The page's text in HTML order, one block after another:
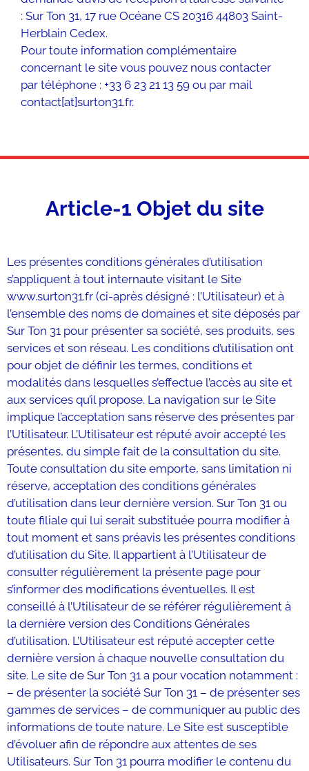
: Sur Ton 31, 17 rue Océane CS 20316 44803 Saint-
Herblain Cedex.
Pour toute information complémentaire
concernant le site vous pouvez nous contacter
par téléphone : +33 6 23 21 13 59 ou par mail
contact[at]surton31.fr.
Article-1 Objet du site
Les présentes conditions générales d’utilisation
s’appliquent à tout internaute visitant le Site
www.surton31.fr (ci-après désigné : l’Utilisateur) et à
l’ensemble des noms de domaines et site déposés par
Sur Ton 31 pour présenter sa société, ses produits, ses
services et son réseau. Les conditions d’utilisation ont
pour objet de définir les termes, conditions et
modalités dans lesquelles s’effectue l’accès au site et
aux services qu’il propose. La navigation sur le Site
implique l’acceptation sans réserve des présentes par
l’Utilisateur. L’Utilisateur est réputé avoir accepté les
présentes, du simple fait de la consultation du site.
Toute consultation du site emporte, sans limitation ni
réserve, acceptation des conditions générales
d’utilisation dans leur dernière version. Sur Ton 31 ou
toute filiale qui lui serait substituée pourra modifier à
tout moment et sans préavis les présentes conditions
d’utilisation du Site. Il appartient à l’Utilisateur de
consulter régulièrement la présente page pour
s’informer des modifications éventuelles. Il est
conseillé à l’Utilisateur de se référer régulièrement à
la dernière version des Conditions Générales
d’utilisation. L’Utilisateur est réputé accepter cette
dernière version à chaque nouvelle consultation du
site. Le site de Sur Ton 31 a pour vocation notamment :
– de présenter la société Sur Ton 31 – de présenter ses
gammes de services – de communiquer au public des
informations de toute nature. Le Site est susceptible
d’évoluer afin de répondre aux attentes de ses
Utilisateurs. Sur Ton 31 pourra modifier le contenu du